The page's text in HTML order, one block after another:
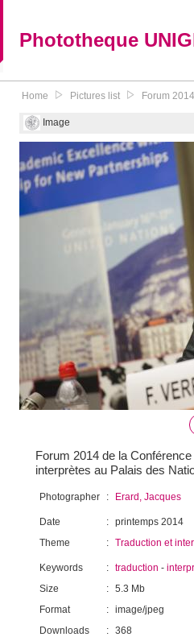
Phototheque
Home Pictures list Forum
Image
Forum 2014 de la
interprètes au Palais des
Photographer : Erard, Jacques
Date : printemps 2014
Theme
: Traduction et
Keywords : traduction -
Size
: 5.3 Mb
Format
: image/jpeg
Downloads
: 368